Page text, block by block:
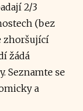
2/3
(bez
zhoršující
žádá
Seznamte se
a